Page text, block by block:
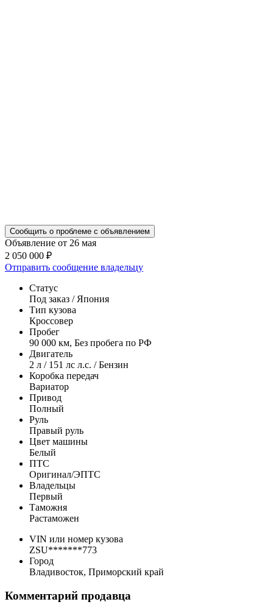
Сообщить о проблеме с объявлением
Объявление от 26 мая
2 050 000 ₽
Отправить сообщение владельцу
Статус
Под заказ / Япония
Тип кузова
Кроссовер
Пробег
90 000 км, Без пробега по РФ
Двигатель
2 л / 151 лс л.с. / Бензин
Коробка передач
Вариатор
Привод
Полный
Руль
Правый руль
Цвет машины
Белый
ПТС
Оригинал/ЭПТС
Владельцы
Первый
Таможня
Растаможен
VIN или номер кузова
ZSU*******773
Город
Владивосток, Приморский край
Комментарий продавца